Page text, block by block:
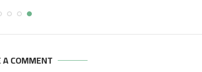
أغسطس 6, 2026
A COMMENT